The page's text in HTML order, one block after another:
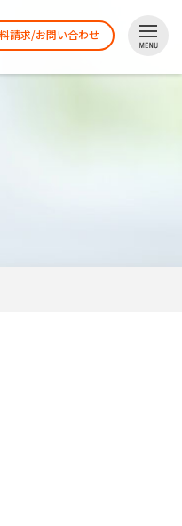
請求/お問い合わせ